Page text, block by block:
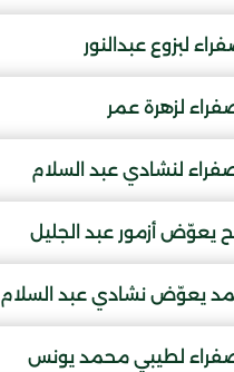
لبزوع عبدالنور
لزهرة عمر
لنشادي عبد السلام
يعوّض أزمور عبد الجليل
يعوّض نشادي عبد السلام
لطيبي محمد يونس